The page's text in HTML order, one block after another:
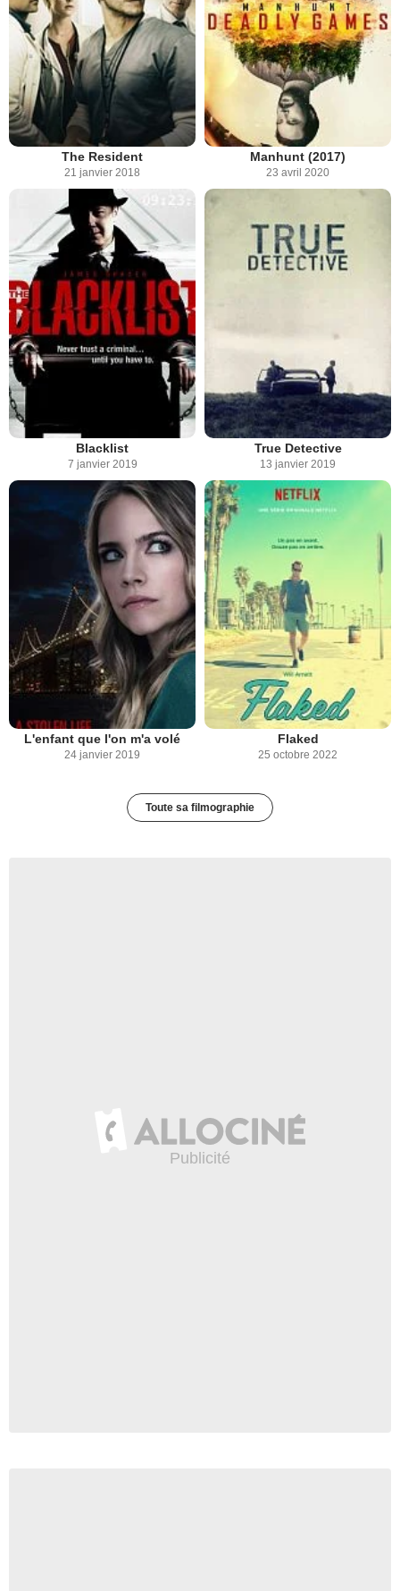
The Resident
21 janvier 2018
Manhunt (2017)
23 avril 2020
Blacklist
7 janvier 2019
True Detective
13 janvier 2019
L'enfant que l'on m'a volé
24 janvier 2019
Flaked
25 octobre 2022
Toute sa filmographie